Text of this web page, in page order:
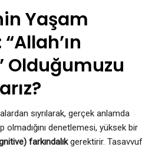
Yaşam
Olduğumuzu
sıyrılarak, gerçek anlamda
olmadığını denetlemesi, yüksek bir
farkındalıkgerektirir. Tasavvuf